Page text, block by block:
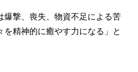
爆撃、喪失、物資不足による苦
を精神的に癒やす力になる」と